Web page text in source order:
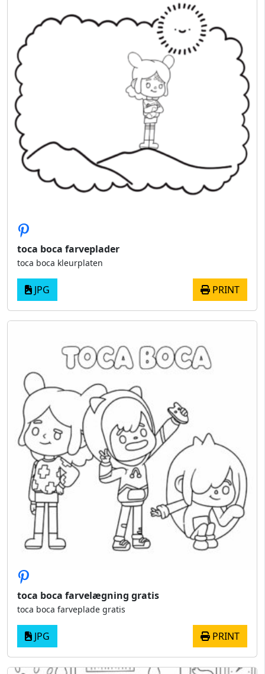
toca boca farveplader
toca boca kleurplaten
JPG PRINT
toca boca farvelægning gratis
toca boca farveplade gratis
JPG PRINT